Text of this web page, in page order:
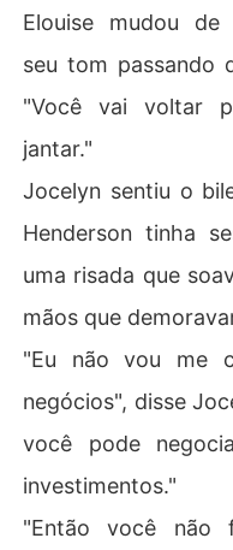
Elouise mudou de
seu tom passando
"Você vai voltar
jantar."
Jocelyn sentiu o
Henderson tinha
uma risada que
mãos que
"Eu não vou me
negócios", disse
você pode
investimentos."
"Então você não